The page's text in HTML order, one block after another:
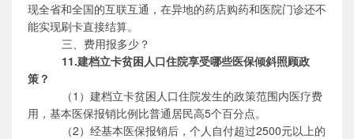
现全省和全国的互联互通，在异地的药店购药和医院门诊还不
能实现刷卡直接结算。
三、费用报多少？
11.建档立卡贫困人口住院享受哪些医保倾斜照顾政
策？
（1）建档立卡贫困人口住院发生的政策范围内医疗费
用，基本医保报销比例比普通居民高5个百分点。
（2）经基本医保报销后，个人自付超过2500元以上的